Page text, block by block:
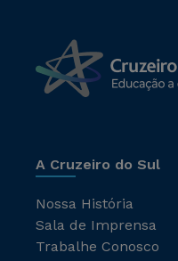
A Cruzeiro do Sul
Nossa História
Sala de Imprensa
Trabalhe Conosco